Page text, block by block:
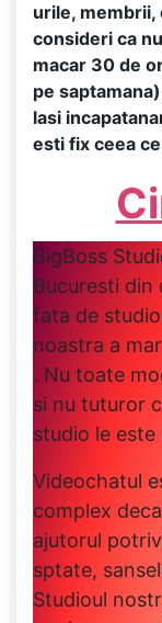
urile, membrii,
consideri ca
macar 30 de
pe
lasi
esti fix ceea
BigBoss
Bucuresti
fata de
noastra a
. Nu toate
si nu tuturor
studio le este
Videochatul
complex
ajutorul
sptate,
Studioul